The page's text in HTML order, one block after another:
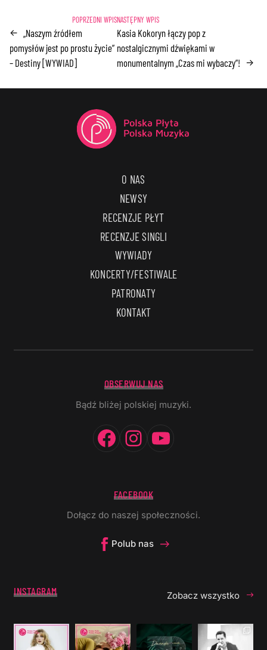
←
„Naszym źródłem
pomysłów jest po prostu życie”
– Destiny [WYWIAD]
Kasia Kokoryn łączy pop z
nostalgicznymi dźwiękami w
monumentalnym „Czas mi wybaczy”! →
O NAS
NEWSY
RECENZJE PŁYT
RECENZJE SINGLI
WYWIADY
KONCERTY/FESTIWALE
PATRONATY
KONTAKT
OBSERWUJ NAS
Bądź bliżej polskiej muzyki.
Facebook
Instagram
FACEBOOK
Dołącz do naszej społeczności.
Polub nas
INSTAGRAM Zobacz wszystko